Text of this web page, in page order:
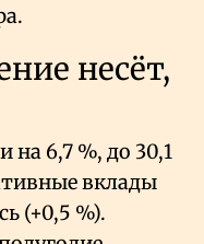
несёт,
на 6,7 %, до 30,1
вклады
(+0,5 %).